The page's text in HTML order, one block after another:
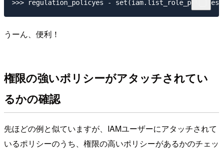
うーん、便利！
権限の強いポリシーがアタッチされてい
るかの確認
先ほどの例と似ていますが、IAMユーザーにアタッチされて
いるポリシーのうち、権限の高いポリシーがあるかのチェッ